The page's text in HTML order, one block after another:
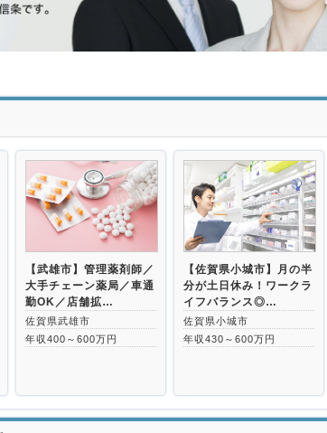
【武雄市】管理薬剤師／
大手チェーン薬局／車通
勤OK／店舗拡…
佐賀県武雄市
年収400～600万円
【佐賀県小城市】月の半
分が土日休み！ワークラ
イフバランス◎…
佐賀県小城市
年収430～600万円